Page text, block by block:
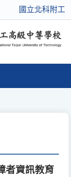
國立北科附工
者資訊教育